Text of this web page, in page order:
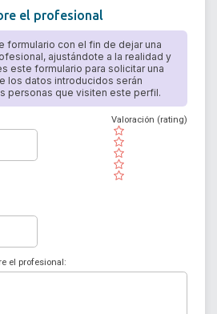
el profesional
formulario con el fin de dejar una
ajustándote a la realidad y
este formulario para solicitar una
los datos introducidos serán
personas que visiten este perfil.
( )
( )
( )
( )
( )
Valoración (rating)
el profesional: